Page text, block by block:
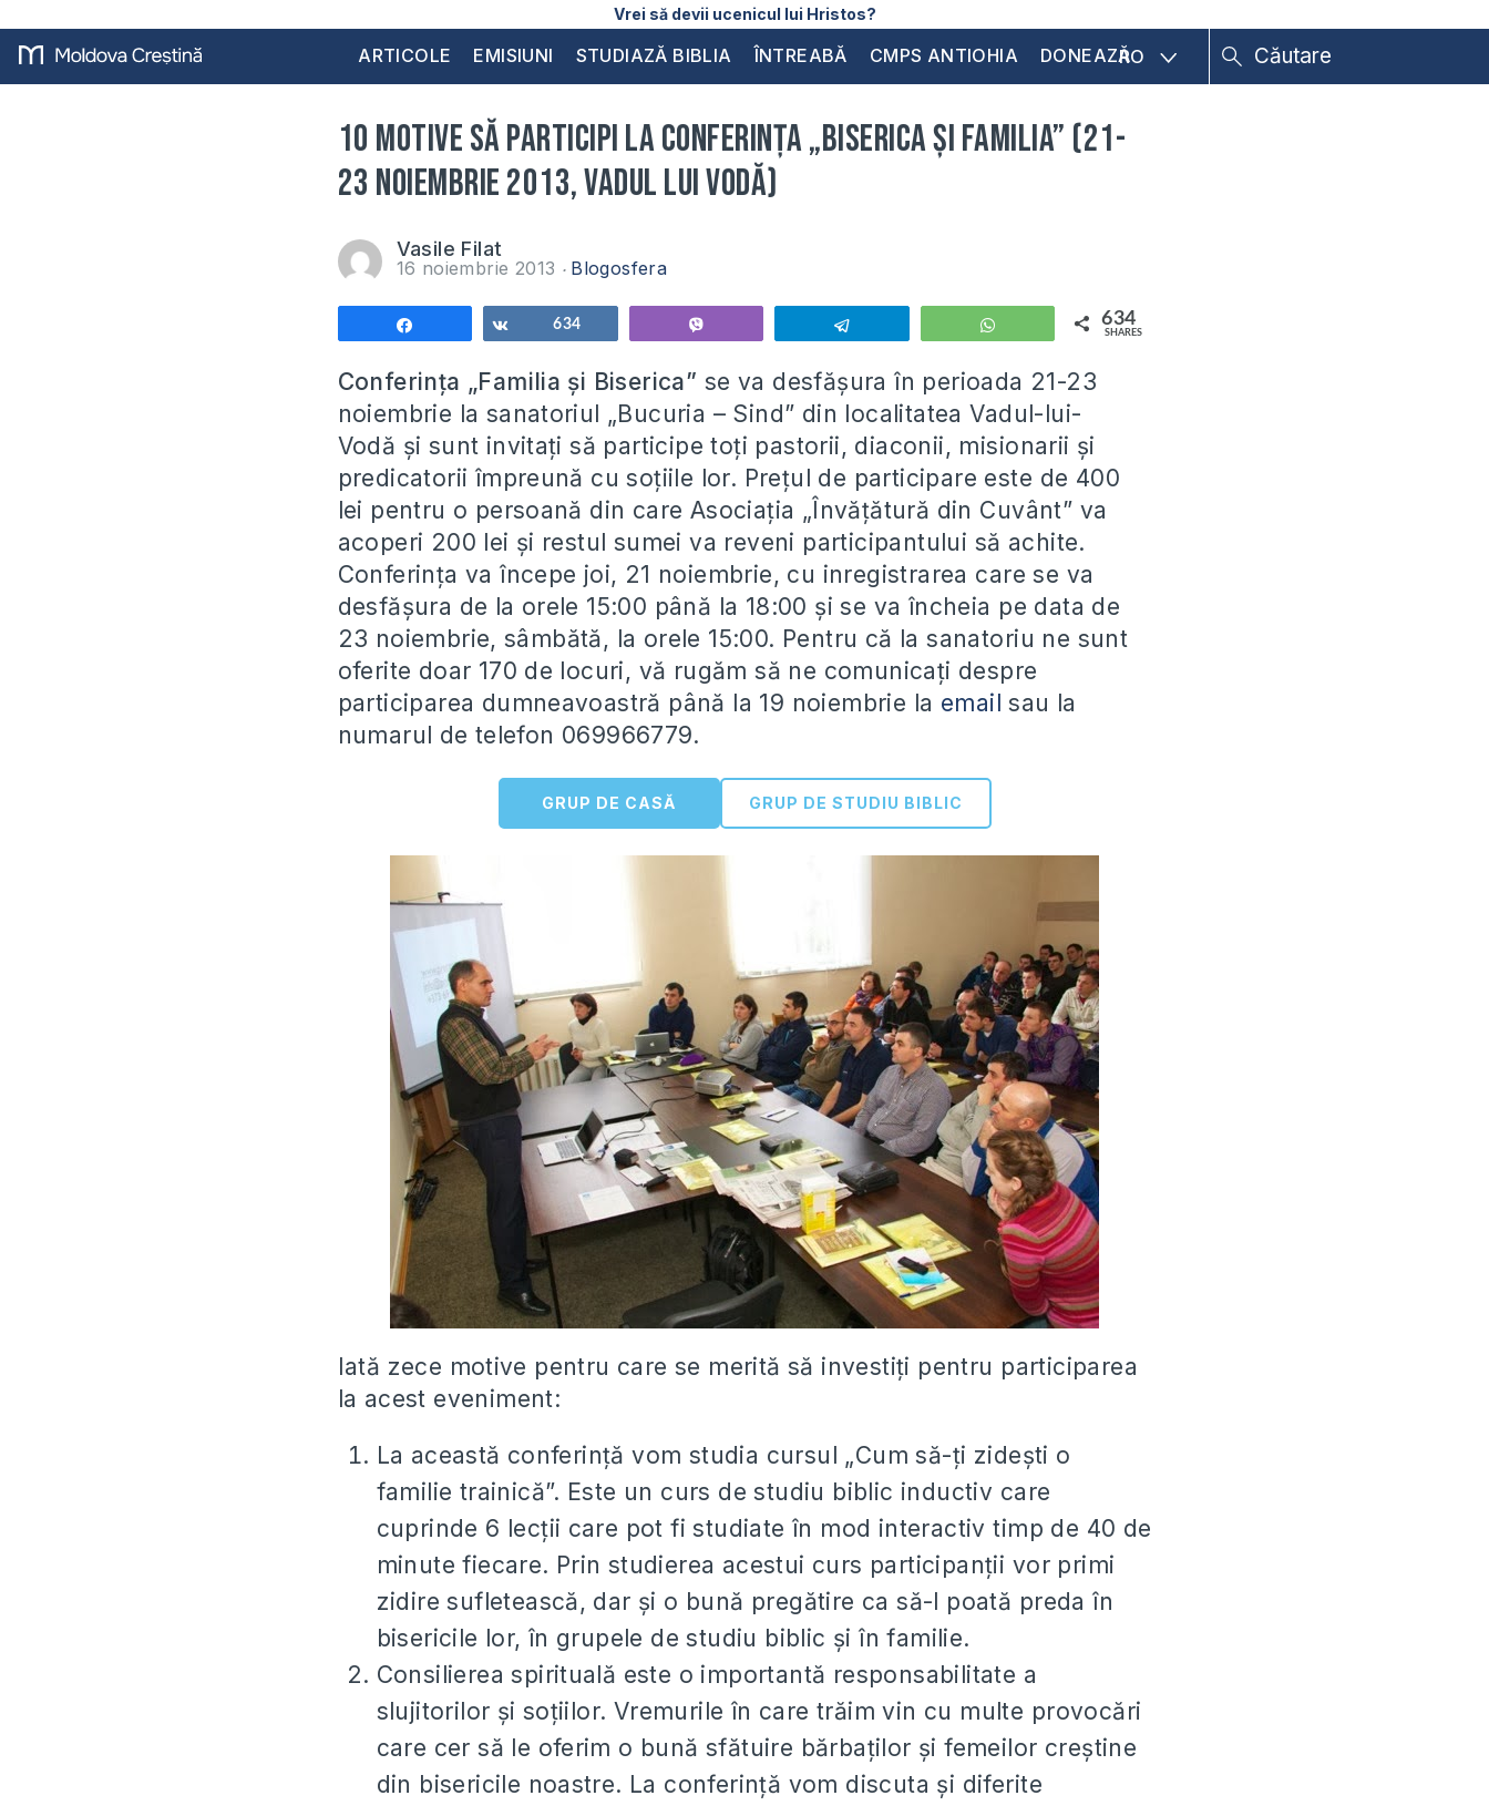
Vrei să devii ucenicul lui Hristos?
ARTICOLE EMISIUNI STUDIAZĂ BIBLIA ÎNTREABĂ CMPS ANTIOHIA DONEAZĂRO
10 motive să participi la conferința „Biserica și Familia” (21-
23 noiembrie 2013, Vadul lui Vodă)
Vasile Filat
16 noiembrie 2013 Blogosfera
Share634 WhatsApp 634
SHARES
Conferința „Familia și Biserica” se va desfășura în perioada 21-23
noiembrie la sanatoriul „Bucuria – Sind” din localitatea Vadul-lui-
Vodă și sunt invitați să participe toți pastorii, diaconii, misionarii și
predicatorii împreună cu soțiile lor. Prețul de participare este de 400
lei pentru o persoană din care Asociația „Învățătură din Cuvânt” va
acoperi 200 lei și restul sumei va reveni participantului să achite.
Conferința va începe joi, 21 noiembrie, cu inregistrarea care se va
desfășura de la orele 15:00 până la 18:00 și se va încheia pe data de
23 noiembrie, sâmbătă, la orele 15:00. Pentru că la sanatoriu ne sunt
oferite doar 170 de locuri, vă rugăm să ne comunicați despre
participarea dumneavoastră până la 19 noiembrie la email sau la
numarul de telefon 069966779.
GRUP DE CASĂ GRUP DE STUDIU BIBLIC
Iată zece motive pentru care se merită să investiți pentru participarea
la acest eveniment:
La această conferință vom studia cursul „Cum să-ți zidești o
familie trainică”. Este un curs de studiu biblic inductiv care
cuprinde 6 lecții care pot fi studiate în mod interactiv timp de 40 de
minute fiecare. Prin studierea acestui curs participanții vor primi
zidire sufletească, dar și o bună pregătire ca să-l poată preda în
bisericile lor, în grupele de studiu biblic și în familie.
Consilierea spirituală este o importantă responsabilitate a
slujitorilor și soțiilor. Vremurile în care trăim vin cu multe provocări
care cer să le oferim o bună sfătuire bărbaților și femeilor creștine
din bisericile noastre. La conferință vom discuta și diferite